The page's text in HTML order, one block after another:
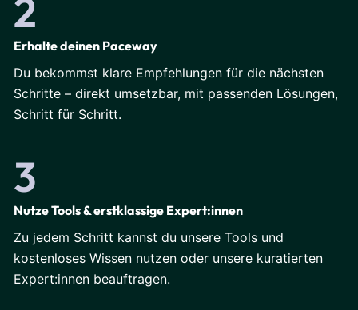
2
Erhalte deinen Paceway
Du bekommst klare Empfehlungen für die nächsten
Schritte – direkt umsetzbar, mit passenden Lösungen,
Schritt für Schritt.
3
Nutze Tools & erstklassige Expert:innen
Zu jedem Schritt kannst du unsere Tools und
kostenloses Wissen nutzen oder unsere kuratierten
Expert:innen beauftragen.